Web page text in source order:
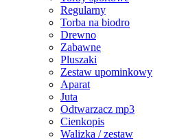
Regularny
Torba na biodro
Drewno
Zabawne
Pluszaki
Zestaw upominkowy
Aparat
Juta
Odtwarzacz mp3
Cienkopis
Walizka / zestaw